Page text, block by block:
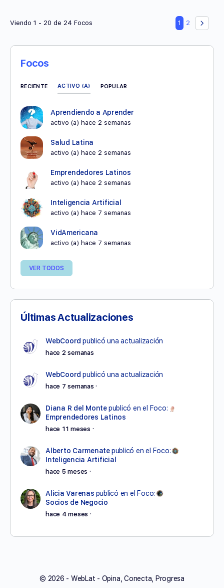
Viendo 1 - 20 de 24 Focos 1 2
Focos
RECIENTE ACTIVO (A) POPULAR
Aprendiendo a Aprender
activo (a) hace 2 semanas
Salud Latina
activo (a) hace 2 semanas
Emprendedores Latinos
activo (a) hace 2 semanas
Inteligencia Artificial
activo (a) hace 7 semanas
VidAmericana
activo (a) hace 7 semanas
VER TODOS
Últimas Actualizaciones
WebCoord publicó una actualización
hace 2 semanas
WebCoord publicó una actualización
hace 7 semanas ·
Diana R del Montepublicó en el Foco:
Emprendedores Latinos
hace 11 meses ·
Alberto Carmenatepublicó en el Foco:
Inteligencia Artificial
hace 5 meses ·
Alicia Varenas publicó en el Foco:
Socios de Negocio
hace 4 meses ·
© 2026 - WebLat - Opina, Conecta, Progresa